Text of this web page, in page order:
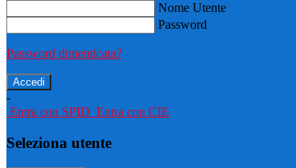
Nome Utente
Password
Password dimenticata?
-
Entra con SPID Entra con CIE
Seleziona utente